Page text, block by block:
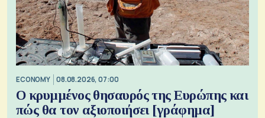
ECONOMY 08.08.2026, 07:00
Ο κρυμμένος θησαυρός της Ευρώπης και
πώς θα τον αξιοποιήσει [γράφημα]